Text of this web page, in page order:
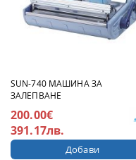
SUN-740 МАШИНА ЗА
ЗАЛЕПВАНЕ
200.00€
391.17лв.